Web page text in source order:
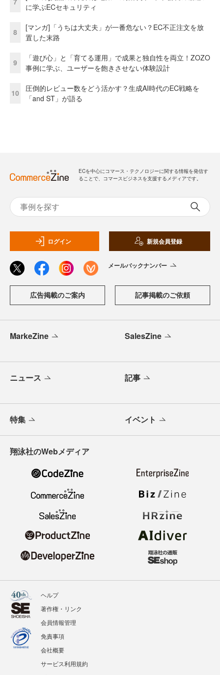
に学ぶECセキュリティ
8
[マンガ]「うちは大丈夫」が一番危ない？EC不正注文を放
置した末路
9
「遊び心」と「育てる運用」で成果と独自性を両立！ZOZO
事例に学ぶ、ユーザーを飽きさせない体験設計
10
圧倒的レビュー数をどう活かす？生成AI時代のEC戦略を
「and ST」が語る
ECを中心にコマース・テクノロジーに関する情報を発信す
ることで、コマースビジネスを支援するメディアです。
ログイン 新規会員登録
メールバックナンバー
広告掲載のご案内 記事掲載のご依頼
MarkeZine SalesZine
ニュース 記事
特集 イベント
翔泳社のWebメディア
ヘルプ
著作権・リンク
会員情報管理
免責事項
会社概要
サービス利用規約